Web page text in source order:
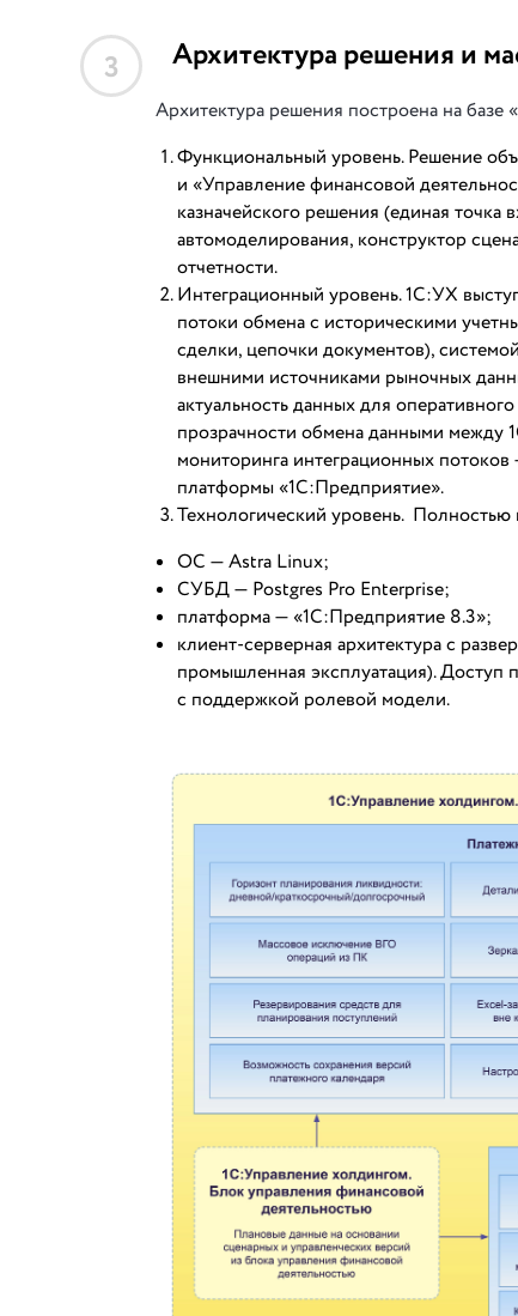
3 Архитектура решения и
Архитектура решения построена на
Функциональный уровень. Решение
и «Управление финансовой
казначейского решения (единая
автомоделирования, конструктор
отчетности.
Интеграционный уровень. 1С:УХ
потоки обмена с историческими
сделки, цепочки документов),
внешними источниками рыночных
актуальность данных для
прозрачности обмена данными между
мониторинга интеграционных
платформы «1С:Предприятие».
Технологический уровень.
ОС — Astra Linux;
СУБД — Postgres Pro Enterprise;
платформа — «1С:Предприятие 8.3»;
клиент-серверная архитектура с
промышленная эксплуатация). Доступ
с поддержкой ролевой модели.